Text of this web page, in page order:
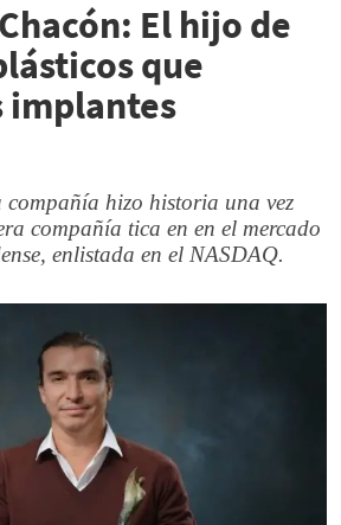
El hijo de
que
implantes
hizo historia una vez
compañía tica en en el mercado
enlistada en el NASDAQ.